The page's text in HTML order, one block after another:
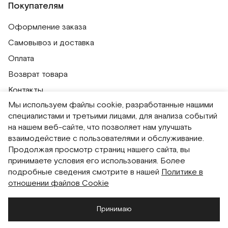
Покупателям
Оформление заказа
Самовывоз и доставка
Оплата
Возврат товара
Контакты
Публичная оферта
Политика обработки персональных данных
Политика использования сессионных файлов
Согласие на получение рассылок
Согласие на обработку персональных данных
Система привилегий
Мы используем файлы cookie, разработанные нашими
специалистами и третьими лицами, для анализа событий
на нашем веб-сайте, что позволяет нам улучшать
взаимодействие с пользователями и обслуживание.
Продолжая просмотр страниц нашего сайта, вы
принимаете условия его использования. Более
подробные сведения смотрите в нашей Политике в
отношении файлов Cookie
Принимаю